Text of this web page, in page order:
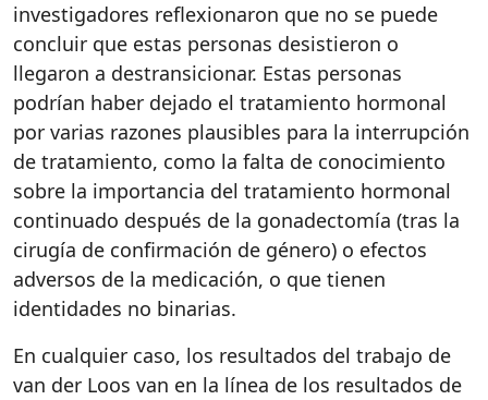
investigadores reflexionaron que no se puede
concluir que estas personas desistieron o
llegaron a destransicionar. Estas personas
podrían haber dejado el tratamiento hormonal
por varias razones plausibles para la interrupción
de tratamiento, como la falta de conocimiento
sobre la importancia del tratamiento hormonal
continuado después de la gonadectomía (tras la
cirugía de confirmación de género) o efectos
adversos de la medicación, o que tienen
identidades no binarias.
En cualquier caso, los resultados del trabajo de
van der Loos van en la línea de los resultados de